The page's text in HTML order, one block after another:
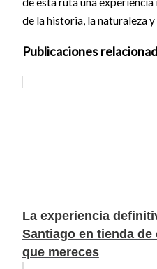
de la historia, la naturaleza
Publicaciones
La experiencia
Santiago en tienda de
que mereces